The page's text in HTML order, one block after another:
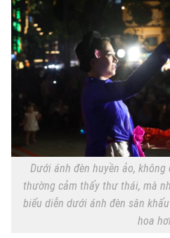
Dưới ánh đèn huyền ảo,
thường cảm thấy thư thái, mà
biểu diễn dưới ánh đèn sân
hoa